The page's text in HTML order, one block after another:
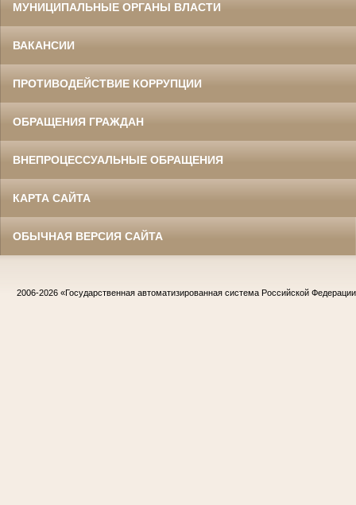
МУНИЦИПАЛЬНЫЕ ОРГАНЫ ВЛАСТИ
ВАКАНСИИ
ПРОТИВОДЕЙСТВИЕ КОРРУПЦИИ
ОБРАЩЕНИЯ ГРАЖДАН
ВНЕПРОЦЕССУАЛЬНЫЕ ОБРАЩЕНИЯ
КАРТА САЙТА
ОБЫЧНАЯ ВЕРСИЯ САЙТА
2006-2026 «Государственная автоматизированная система Российской